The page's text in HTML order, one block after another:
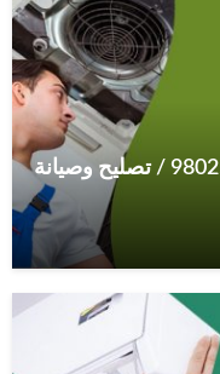
فني تكييف مركزي بيان / 98025055 / تصليح وصيانة